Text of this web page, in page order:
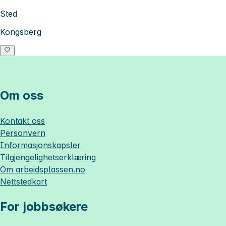
Sted
Kongsberg
Om oss
Kontakt oss
Personvern
Informasjonskapsler
Tilgjengelighetserklæring
Om arbeidsplassen.no
Nettstedkart
For jobbsøkere